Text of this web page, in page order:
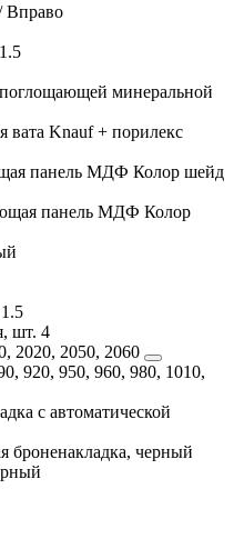
Вправо
1.5
минеральной
вата Knauf + порилекс
панель МДФ Колор шейд
панель МДФ Колор
1.5
шт. 4
2020, 2050, 2060
920, 950, 960, 980, 1010,
с автоматической
броненакладка, черный